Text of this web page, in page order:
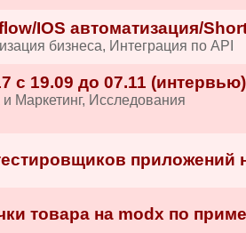
IOS автоматизация/
бизнеса, Интеграция по API
с 19.09 до 07.11 (интервью)
Маркетинг, Исследования
приложений
товара на modx по